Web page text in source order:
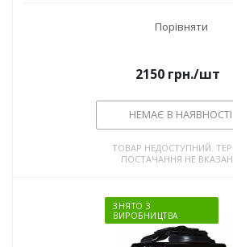
Порівняти
2150 грн./шт
НЕМАЄ В НАЯВНОСТІ
ТОВАР НЕДОСТУПНИЙ.
ПОСТАЧАННЯ НЕ
ЗНЯТО З
ВИРОБНИЦТВА